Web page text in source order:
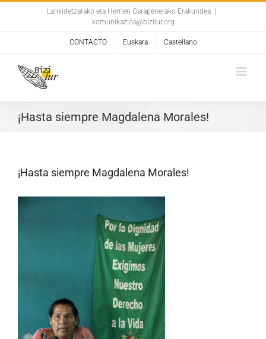
Lankidetzarako eta Herrien Garapenerako Erakundea
komunikazioa@bizilur.org
CONTACTO Euskara Castellano
¡Hasta siempre Magdalena Morales!
¡Hasta siempre Magdalena Morales!